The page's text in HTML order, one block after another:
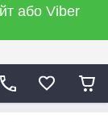
або Viber